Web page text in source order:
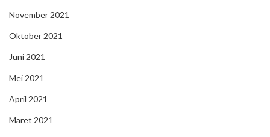
November 2021
Oktober 2021
Juni 2021
Mei 2021
April 2021
Maret 2021